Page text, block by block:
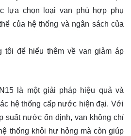
lựa chọn loại van phù hợp phụ
của hệ thống và ngân sách của
để hiểu thêm về van giảm áp
là một giải pháp hiệu quả và
hệ thống cấp nước hiện đại. Với
suất nước ổn định, van không chỉ
thống khỏi hư hỏng mà còn giúp